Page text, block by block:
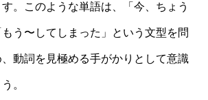
。このような単語は、「今、ちょう
う〜してしまった」という文型を問
動詞を見極める手がかりとして意識
。